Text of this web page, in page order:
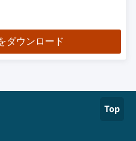
ダウンロード
Top